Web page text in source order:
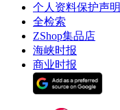
个人资料保护声明
全检索
ZShop集品店
海峡时报
商业时报